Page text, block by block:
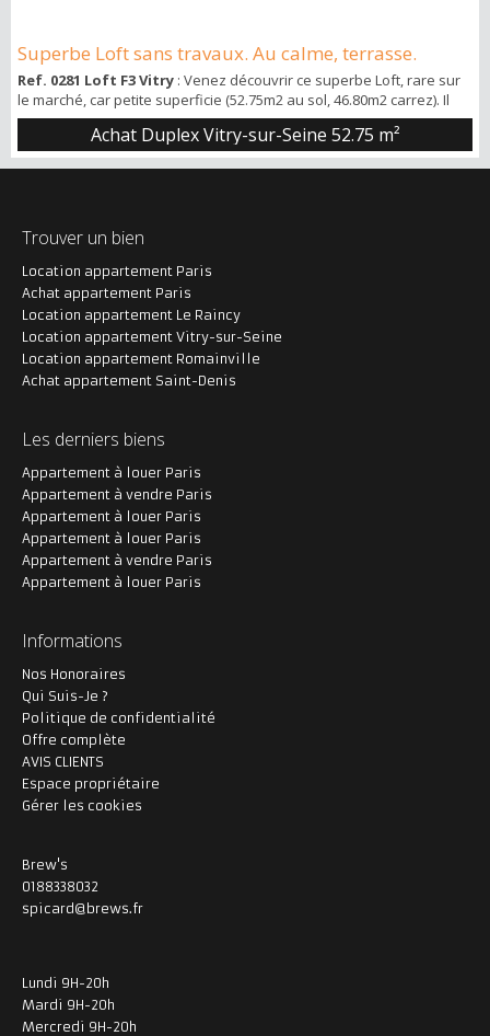
Superbe Loft sans travaux. Au calme, terrasse.
Ref. 0281 Loft F3 Vitry : Venez découvrir ce superbe Loft, rare sur
le marché, car petite superficie (52.75m2 au sol, 46.80m2 carrez). Il
s’agit d’un endroit idéal pour y vivre agréablement et y recevoir vos
amis. Je vous invite à effectuer la visite 3D immersive disponible en
recopiant dans votre navigateur le lien suivant : bit.ly/brews281
Achat Duplex Vitry-sur-Seine 52.75 m²
Trouver un bien
Location appartement Paris
Achat appartement Paris
Location appartement Le Raincy
Location appartement Vitry-sur-Seine
Location appartement Romainville
Achat appartement Saint-Denis
Les derniers biens
Appartement à louer Paris
Appartement à vendre Paris
Appartement à louer Paris
Appartement à louer Paris
Appartement à vendre Paris
Appartement à louer Paris
Informations
Nos Honoraires
Qui Suis-Je ?
Politique de confidentialité
Offre complète
AVIS CLIENTS
Espace propriétaire
Gérer les cookies
Brew's
0188338032
spicard@brews.fr
Lundi 9H-20h
Mardi 9H-20h
Mercredi 9H-20h